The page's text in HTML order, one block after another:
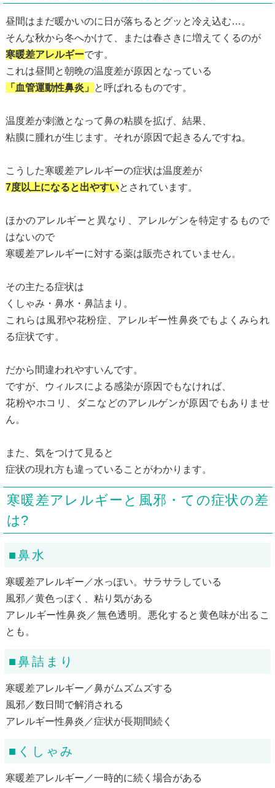
昼間はまだ暖かいのに日が落ちるとグッと冷え込む…。
そんな秋から冬へかけて、または春さきに増えてくるのが
寒暖差アレルギーです。
これは昼間と朝晩の温度差が原因となっている
「血管運動性鼻炎」
と呼ばれるものです。
温度差が刺激となって鼻の粘膜を拡げ、結果、
粘膜に腫れが生じます。それが原因で起きるんですね。
こうした寒暖差アレルギーの症状は温度差が
7度以上になると出やすいとされています。
ほかのアレルギーと異なり、アレルゲンを特定するもので
はないので
寒暖差アレルギーに対する薬は販売されていません。
その主たる症状は
くしゃみ・鼻水・鼻詰まり。
これらは風邪や花粉症、アレルギー性鼻炎でもよくみられ
る症状です。
だから間違われやすいんです。
ですが、ウィルスによる感染が原因でもなければ、
花粉やホコリ、ダニなどのアレルゲンが原因でもありませ
ん。
また、気をつけて見ると
症状の現れ方も違っていることがわかります。
寒暖差アレルギーと風邪・ての症状の差
は?
■鼻水
寒暖差アレルギー／水っぽい。サラサラしている
風邪／黄色っぽく、粘り気がある
アレルギー性鼻炎／無色透明。悪化すると黄色味が出るこ
とも。
■鼻詰まり
寒暖差アレルギー／鼻がムズムズする
風邪／数日間で解消される
アレルギー性鼻炎／症状が長期間続く
■くしゃみ
寒暖差アレルギー／一時的に続く場合がある